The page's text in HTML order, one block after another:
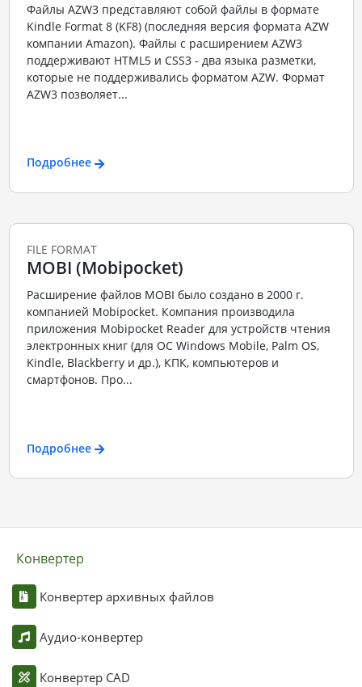
Файлы AZW3 представляют собой файлы в формате
Kindle Format 8 (KF8) (последняя версия формата AZW
компании Amazon). Файлы с расширением AZW3
поддерживают HTML5 и CSS3 - два языка разметки,
которые не поддерживались форматом AZW. Формат
AZW3 позволяет...
Подробнее
FILE FORMAT
MOBI (Mobipocket)
Расширение файлов MOBI было создано в 2000 г.
компанией Mobipocket. Компания производила
приложения Mobipocket Reader для устройств чтения
электронных книг (для ОС Windows Mobile, Palm OS,
Kindle, Blackberry и др.), КПК, компьютеров и
смартфонов. Про...
Подробнее
Конвертер
Конвертер архивных файлов
Аудио-конвертер
Конвертер CAD